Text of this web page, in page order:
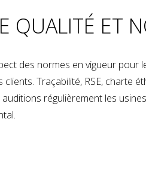
QUALITÉ ET
des normes en vigueur pour
clients. Traçabilité, RSE, charte
régulièrement les